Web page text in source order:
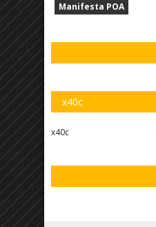
Manifesta POA
x40c
x40c